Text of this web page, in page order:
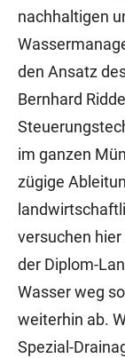
nachhaltigen
den Ansatz
Bernhard
im ganzen
zügige
versuchen
der Diplom-
Wasser weg
weiterhin ab.
Spezial-